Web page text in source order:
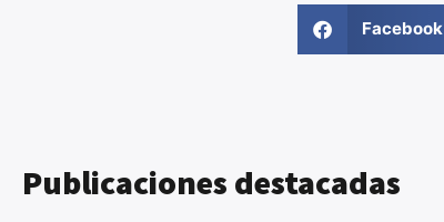
Facebook
Publicaciones destacadas